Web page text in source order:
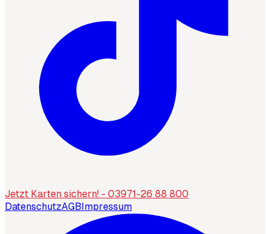
Jetzt Karten sichern! - 03971-26 88 800
DatenschutzAGBImpressum